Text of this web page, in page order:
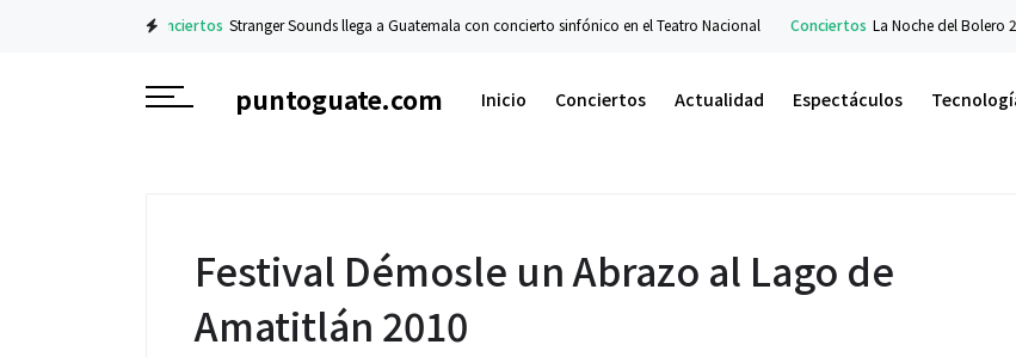
Conciertos Stranger Sounds llega a Guatemala con concierto sinfónico en el Teatro Nacional Conciertos La Noche del Bolero
puntoguate.com Inicio Conciertos Actualidad Espectáculos
Festival Démosle un Abrazo al Lago de
Amatitlán 2010